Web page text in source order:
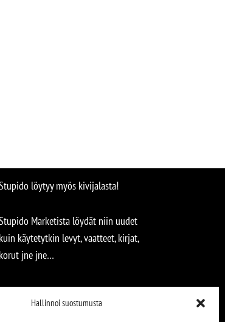
Hallinnoi suostumusta
löytyy myös kivijalasta!
Marketista löydät niin uudet
kuin käytetytkin levyt, vaatteet, kirjat,
korut jne jne…